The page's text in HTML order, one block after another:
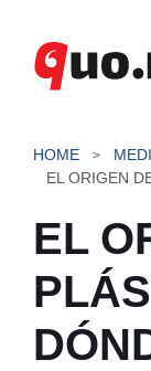
contenido
HOME
EL